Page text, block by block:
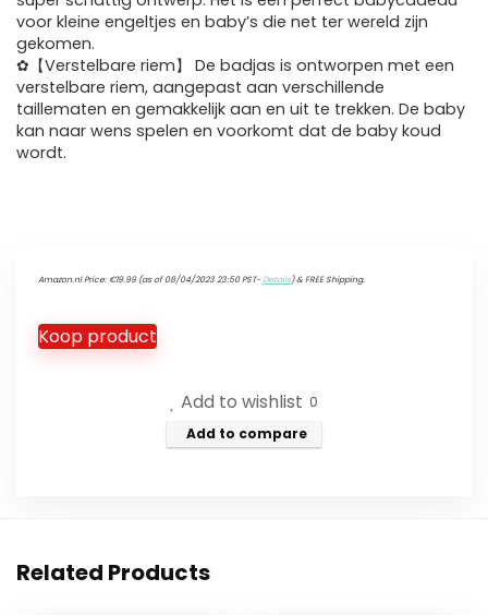
voor kleine engeltjes en baby’s die net ter wereld zijn
gekomen.
✿【Verstelbare riem】 De badjas is ontworpen met een
verstelbare riem, aangepast aan verschillende
taillematen en gemakkelijk aan en uit te trekken. De baby
kan naar wens spelen en voorkomt dat de baby koud
wordt.
Amazon.nl Price: €19.99(as of 08/04/2023 23:50 PST-Details)&FREE Shipping.
Koop product
Add to wishlist 0
Add to compare
Related Products